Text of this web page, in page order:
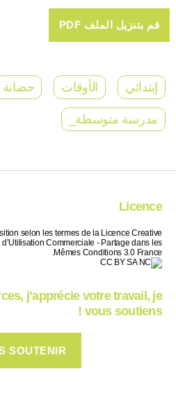
إبتدائي الأوقات حضانة
مدرسة متوسطة_
Licence
selon les termes de la Licence Creative
Commerciale - Partage dans les
Mêmes Conditions 3.0 France.
j’apprécie votre travail, je
vous soutiens !
SOUTENIR